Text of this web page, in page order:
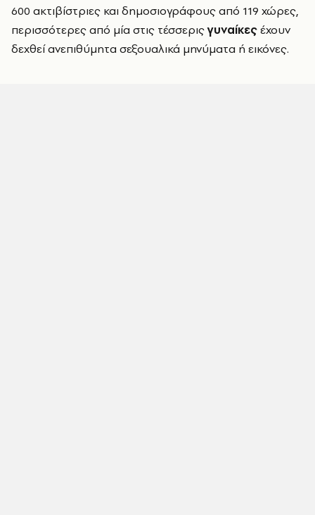
600 ακτιβίστριες και δημοσιογράφους από 119 χώρες,
περισσότερες από μία στις τέσσεριςγυναίκεςέχουν
δεχθεί ανεπιθύμητα σεξουαλικά μηνύματα ή εικόνες.